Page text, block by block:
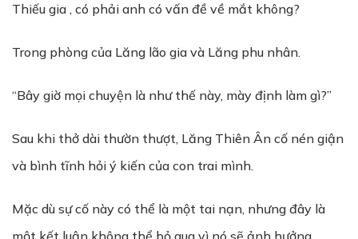
Thiếu gia , có phải anh có vấn đề về mắt không?
Trong phòng của Lăng lão gia và Lăng phu nhân.
“Bây giờ mọi chuyện là như thế này, mày định làm gì?”
Sau khi thở dài thườn thượt, Lăng Thiên Ân cố nén giận
và bình tĩnh hỏi ý kiến của con trai mình.
Mặc dù sự cố này có thể là một tai nạn, nhưng đây là
một kết luận không thể bỏ qua vì nó sẽ ảnh hưởng